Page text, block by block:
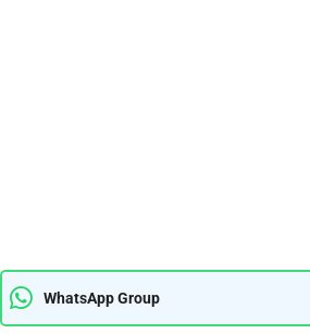
WhatsApp Group